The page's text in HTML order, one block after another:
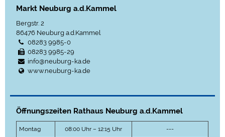
Markt Neuburg a.d.Kammel
Bergstr. 2
86476 Neuburg a.d.Kammel
08283 9985-0
08283 9985-29
info@neuburg-ka.de
www.neuburg-ka.de
Öffnungszeiten Rathaus Neuburg a.d.Kammel
Montag 08:00 Uhr – 12:15 Uhr ---